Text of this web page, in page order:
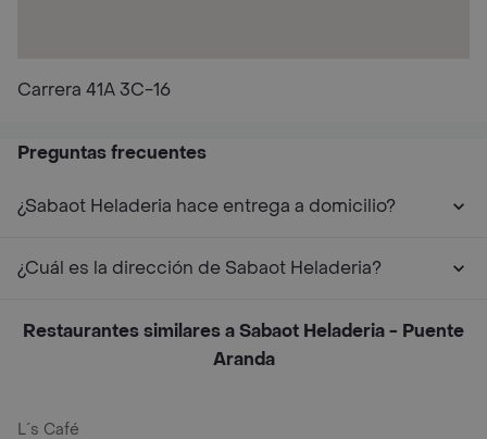
Carrera 41A 3C-16
Preguntas frecuentes
¿Sabaot Heladeria hace entrega a domicilio?
¿Cuál es la dirección de Sabaot Heladeria?
Restaurantes similares a Sabaot Heladeria - Puente
Aranda
L´s Café